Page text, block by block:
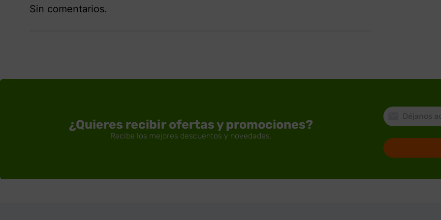
Sin comentarios.
¿Quieres recibir ofertas y promociones?